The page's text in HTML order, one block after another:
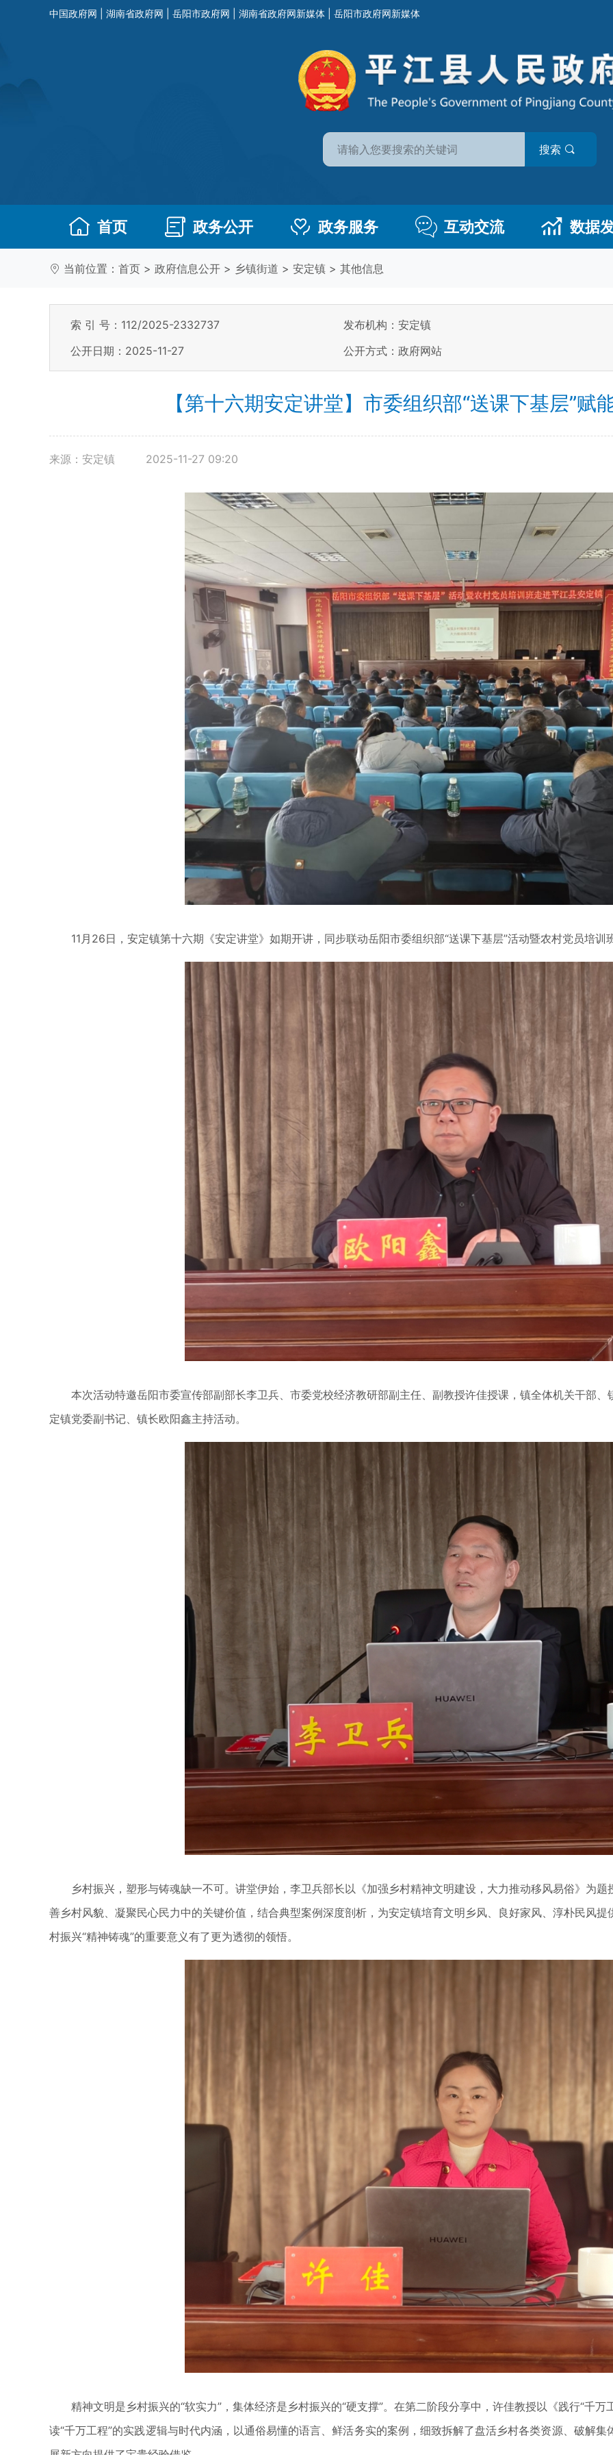
中国政府网 湖南省政府网 岳阳市政府网 湖南省政府网新媒体 岳阳市政府网新媒体
搜索
首页 政务公开 政务服务 互动交流 数据
当前位置： 首页 > 政府信息公开 > 乡镇街道 > 安定镇 > 其他信息
索 引 号：112/2025-2332737
发布机构：安定镇
公开日期：2025-11-27
公开方式：政府网站
【第十六期安定讲堂】市委组织部“送课下基层”赋
来源：安定镇 2025-11-27 09:20
11月26日，安定镇第十六期《安定讲堂》如期开讲，同步联动岳阳市委组织部“送课下基层”活动暨农村党员培训
本次活动特邀岳阳市委宣传部副部长李卫兵、市委党校经济教研部副主任、副教授许佳授课，镇全体机关干部、
定镇党委副书记、镇长欧阳鑫主持活动。
乡村振兴，塑形与铸魂缺一不可。讲堂伊始，李卫兵部长以《加强乡村精神文明建设，大力推动移风易俗》为题
善乡村风貌、凝聚民心民力中的关键价值，结合典型案例深度剖析，为安定镇培育文明乡风、良好家风、淳朴民风
村振兴“精神铸魂”的重要意义有了更为透彻的领悟。
精神文明是乡村振兴的“软实力”，集体经济是乡村振兴的“硬支撑”。在第二阶段分享中，许佳教授以《践行“千万
读“千万工程”的实践逻辑与时代内涵，以通俗易懂的语言、鲜活务实的案例，细致拆解了盘活乡村各类资源、破解